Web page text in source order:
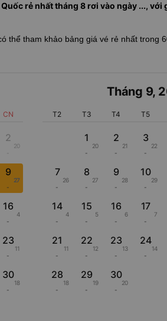
rẻ nhất tháng 8 rơi vào ngày ..., với
thể tham khảo bảng giá vé rẻ nhất trong
CN
2
20
9
27
-
16
4
-
23
11
-
30
18
-
Tháng 9,
T2 T3 T4 T5
1
20
-
2
21
-
3
22
-
7
26
-
8
27
-
9
28
-
10
29
-
14
4
-
15
5
-
16
6
-
17
7
-
21
11
-
22
12
-
23
13
-
24
14
-
28
18
-
29
19
-
30
20
-